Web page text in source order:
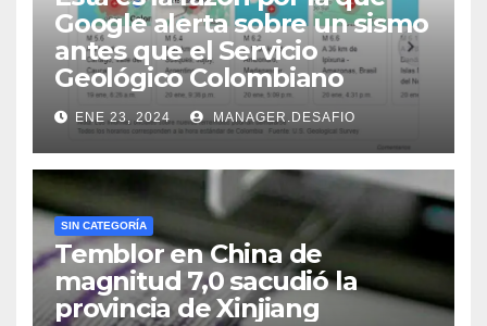
Google alerta sobre un sismo
antes que el Servicio
Geológico Colombiano
ENE 23, 2024 MANAGER.DESAFIO
SIN CATEGORÍA
Temblor en China de
magnitud 7,0 sacudió la
provincia de Xinjiang